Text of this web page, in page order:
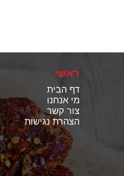
ראשי
דף הבית
מי אנחנו
צור קשר
הצהרת נגישות